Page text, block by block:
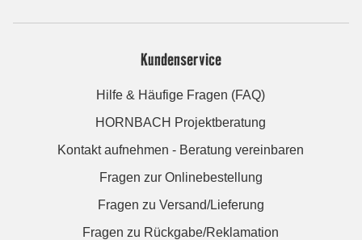
Kundenservice
Hilfe & Häufige Fragen (FAQ)
HORNBACH Projektberatung
Kontakt aufnehmen - Beratung vereinbaren
Fragen zur Onlinebestellung
Fragen zu Versand/Lieferung
Fragen zu Rückgabe/Reklamation